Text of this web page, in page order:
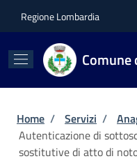
Regione Lombardia
Comune
Briciole di
Home / Servizi /
Autenticazione di
sostitutive di atto di